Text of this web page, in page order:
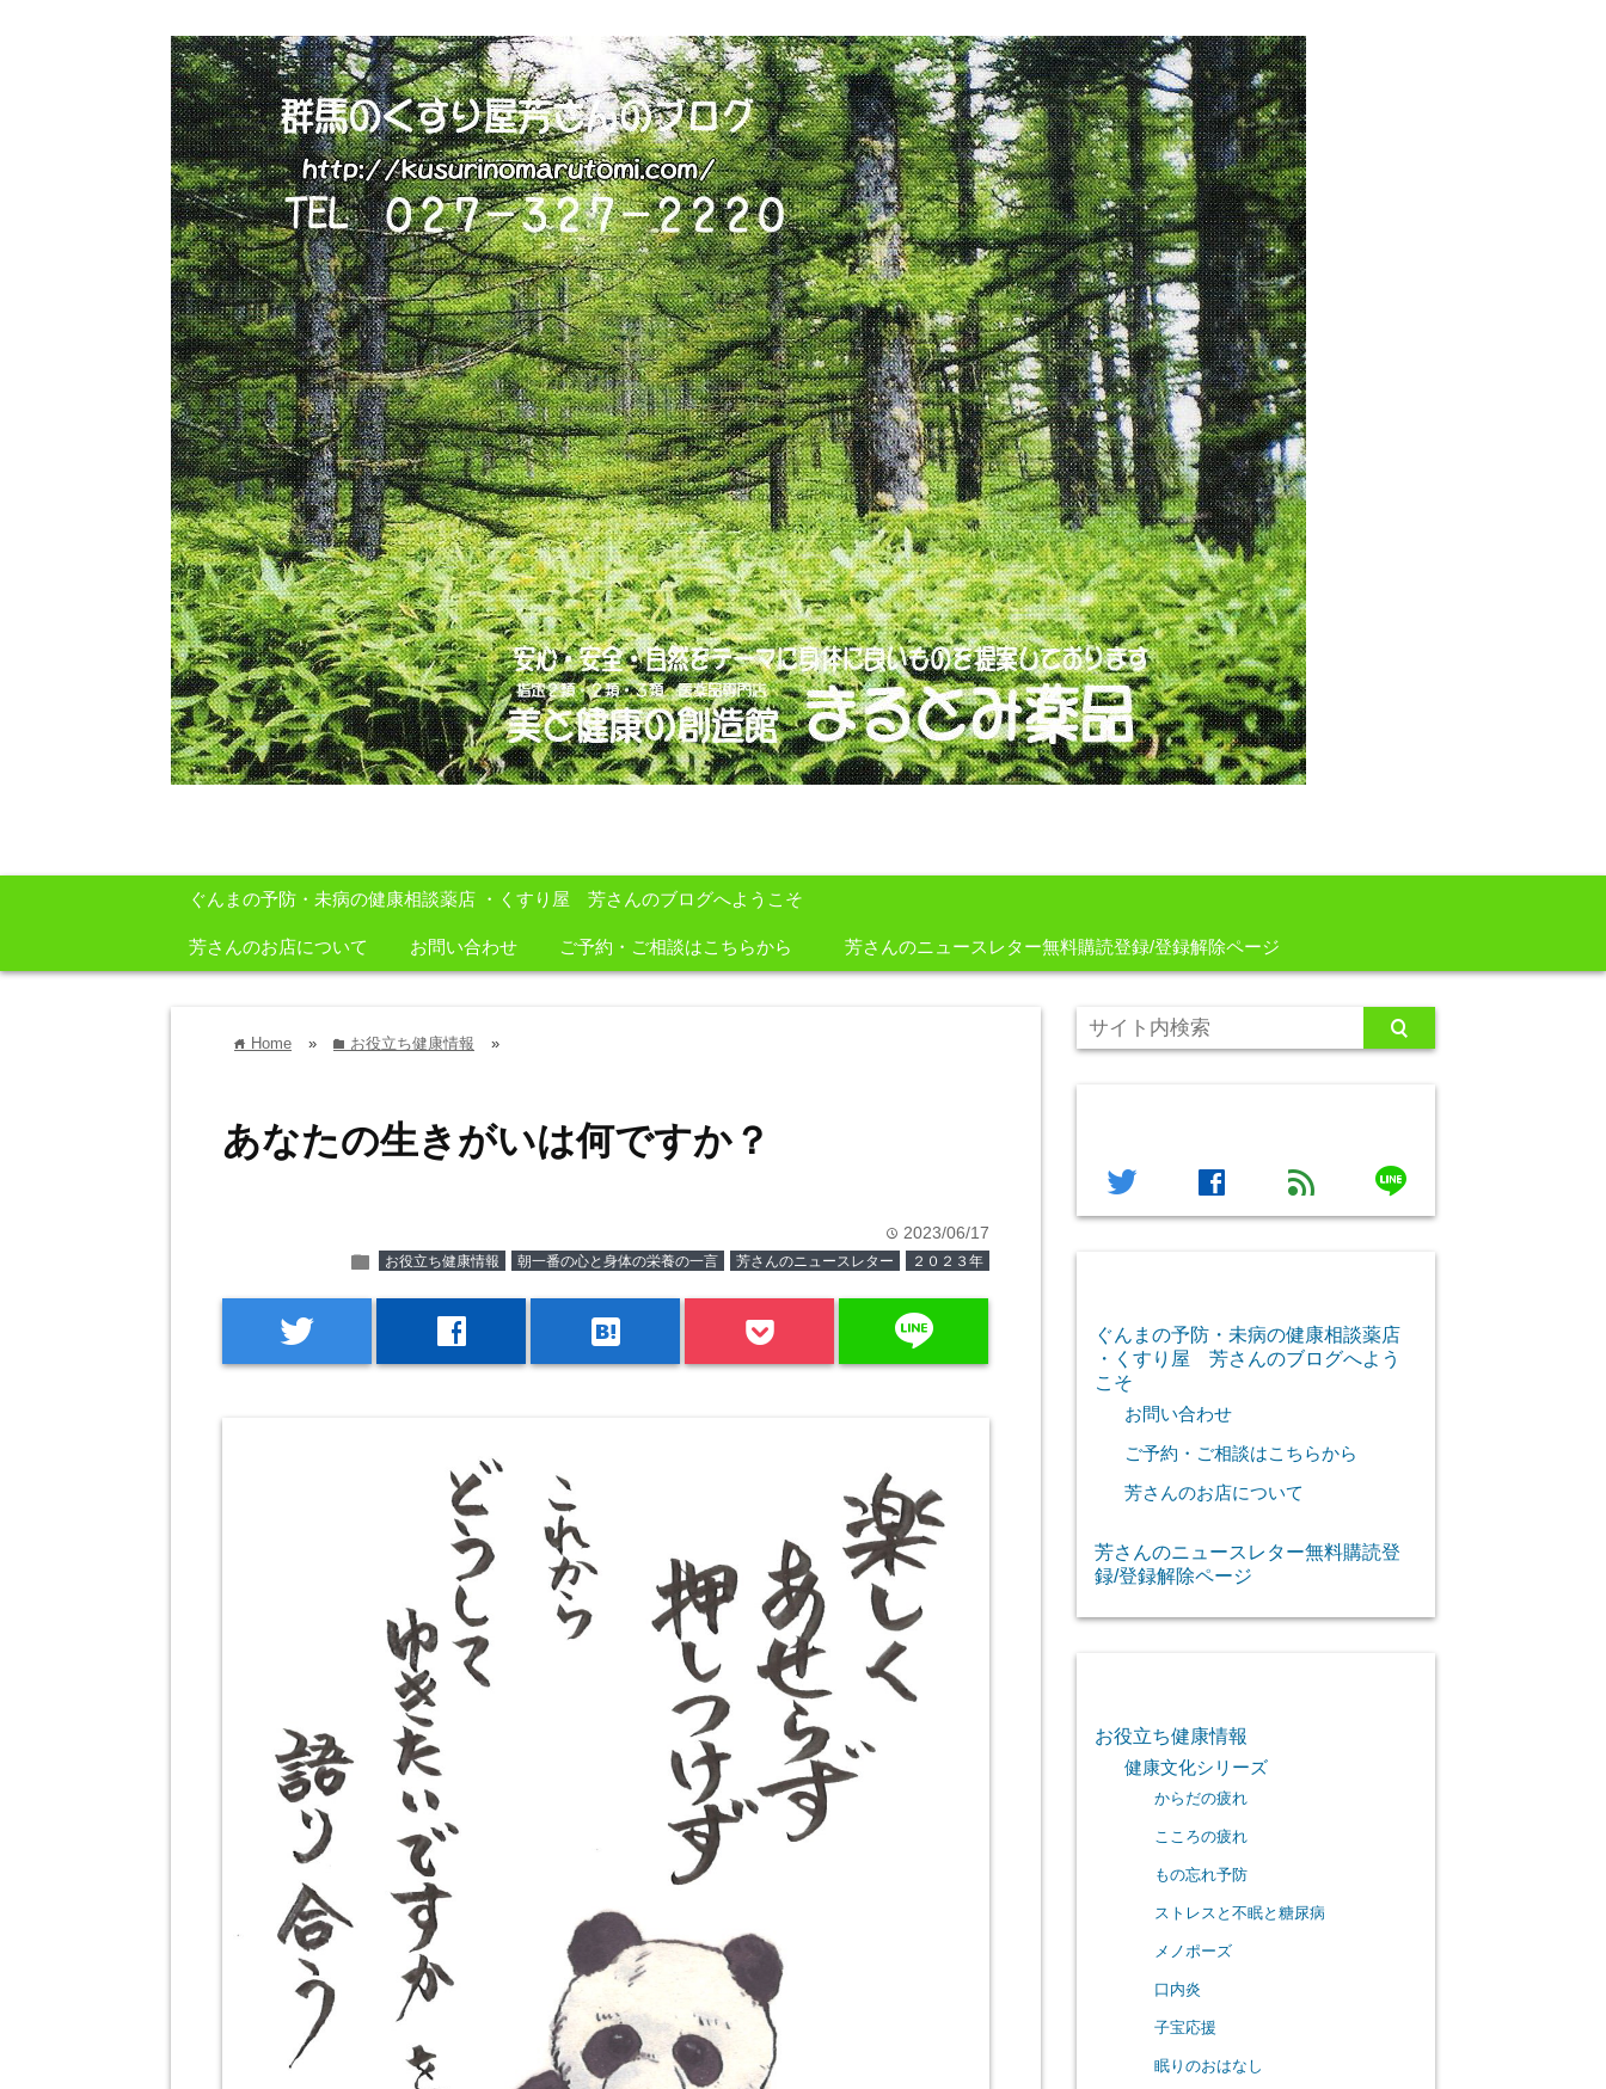
ぐんまの予防・未病の健康相談薬店 ・くすり屋 芳さんのブログへようこそ
芳さんのお店について お問い合わせ ご予約・ご相談はこちらから 芳さんのニュースレター無料購読登録/登録解除ページ
home Home » folder お役立ち健康情報 »
あなたの生きがいは何ですか？
time 2023/06/17
folder お役立ち健康情報 朝一番の心と身体の栄養の一言 芳さんのニュースレター ２０２３年
twitter facebook hatenabookmark line
twitter facebook feed line
ぐんまの予防・未病の健康相談薬店
・くすり屋 芳さんのブログへよう
こそ
お問い合わせ
ご予約・ご相談はこちらから
芳さんのお店について
芳さんのニュースレター無料購読登
録/登録解除ページ
お役立ち健康情報
健康文化シリーズ
からだの疲れ
こころの疲れ
もの忘れ予防
ストレスと不眠と糖尿病
メノポーズ
口内炎
子宝応援
眠りのおはなし